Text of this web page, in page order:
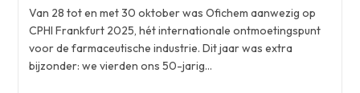
Van 28 tot en met 30 oktober was Ofichem aanwezig op
CPHI Frankfurt 2025, hét internationale ontmoetingspunt
voor de farmaceutische industrie. Dit jaar was extra
bijzonder: we vierden ons 50-jarig…